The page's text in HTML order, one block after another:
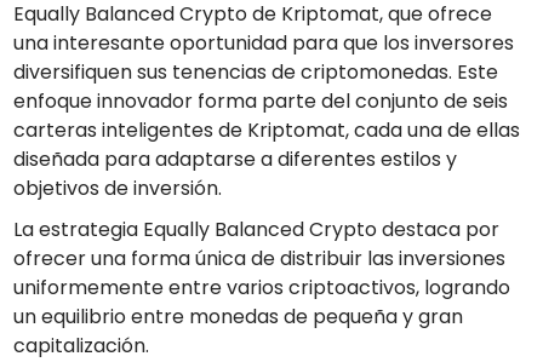
Compra recurrente
Inversiones programadas regularmente (DCA)
Alertas de precios
Actualizaciones de precios a tiempo real para tus tokens
favoritos
Explorar activos
Análisis de cartera
Perspectiva inteligente para un rendimiento óptimo
Equally Balanced Crypto de Kriptomat, que ofrece
una interesante oportunidad para que los inversores
diversifiquen sus tenencias de criptomonedas. Este
enfoque innovador forma parte del conjunto de seis
carteras inteligentes de Kriptomat, cada una de ellas
diseñada para adaptarse a diferentes estilos y
objetivos de inversión.
La estrategia Equally Balanced Crypto destaca por
ofrecer una forma única de distribuir las inversiones
uniformemente entre varios criptoactivos, logrando
un equilibrio entre monedas de pequeña y gran
capitalización.